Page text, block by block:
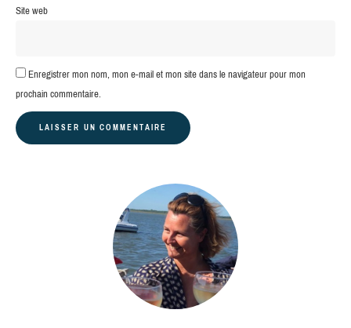
Site web
Enregistrer mon nom, mon e-mail et mon site dans le navigateur pour mon
prochain commentaire.